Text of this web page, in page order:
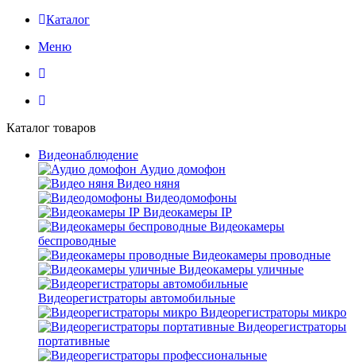
Каталог
Меню
Каталог товаров
Видеонаблюдение
Аудио домофон
Видео няня
Видеодомофоны
Видеокамеры IP
Видеокамеры
беспроводные
Видеокамеры проводные
Видеокамеры уличные
Видеорегистраторы автомобильные
Видеорегистраторы микро
Видеорегистраторы
портативные